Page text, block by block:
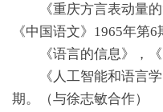
《重庆方言表动量
《中国语文》1965年第6
《语言的信息》，
《人工智能和语言
期。（与徐志敏合作）